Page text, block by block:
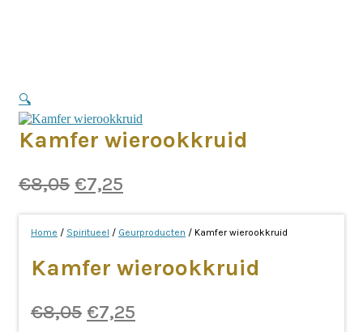
🔍
Kamfer wierookkruid
€8,05 Oorspronkelijke
was:
€7,25
is:
Home / Spiritueel / Geurproducten / Kamfer wierookkruid
Kamfer wierookkruid
€8,05 Oorspronkelijke
€7,25